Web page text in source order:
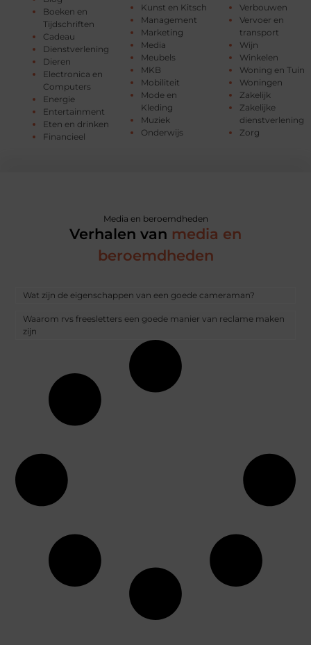
Boeken en
Tijdschriften
Cadeau
Dienstverlening
Dieren
Electronica en
Computers
Energie
Entertainment
Eten en drinken
Financieel
Kunst en Kitsch
Management
Marketing
Media
Meubels
MKB
Mobiliteit
Mode en
Kleding
Muziek
Onderwijs
Verbouwen
Vervoer en
transport
Wijn
Winkelen
Woning en Tuin
Woningen
Zakelijk
Zakelijke
dienstverlening
Zorg
Media en beroemdheden
Verhalen van media en
beroemdheden
Wat zijn de eigenschappen van een goede cameraman?
Waarom rvs freesletters een goede manier van reclame maken
zijn